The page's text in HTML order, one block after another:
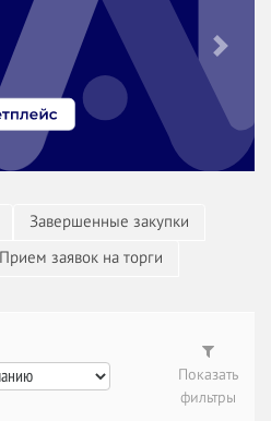
Next
Завершенные закупки
Прием заявок на торги
Показать
фильтры